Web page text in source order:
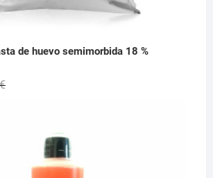
de huevo semimorbida 18 %
ElEl